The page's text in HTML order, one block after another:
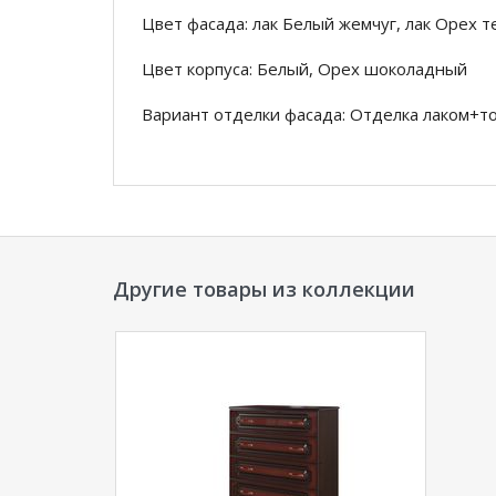
Цвет фасада: лак Белый жемчуг, лак Орех
Цвет корпуса: Белый, Орех шоколадный
Вариант отделки фасада: Отделка
ШР-4уточняйте у нашего менеджера по
Другие товары из коллекции